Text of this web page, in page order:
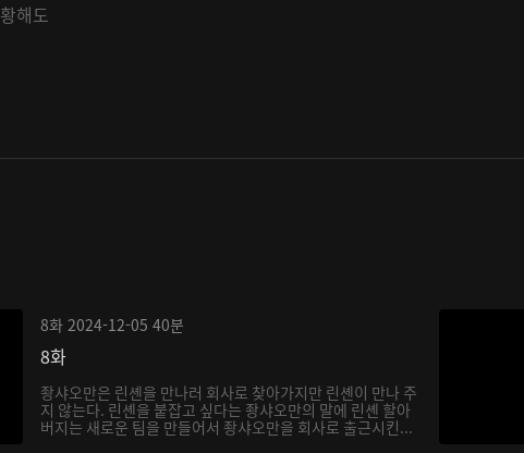
황해도
8화 2024-12-05 40분
8화
좡샤오만은 린셴을 만나러 회사로 찾아가지만 린셴이 만나 주
지 않는다. 린셴을 붙잡고 싶다는 좡샤오만의 말에 린셴 할아
버지는 새로운 팀을 만들어서 좡샤오만을 회사로 출근시킨...